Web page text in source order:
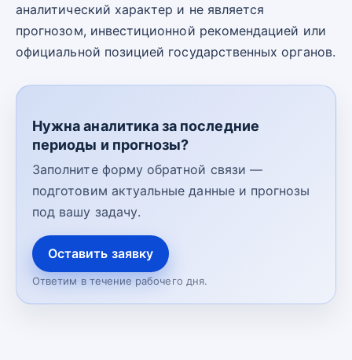
аналитический характер и не является
прогнозом, инвестиционной рекомендацией или
официальной позицией государственных органов.
Нужна аналитика за последние
периоды и прогнозы?
Заполните форму обратной связи —
подготовим актуальные данные и прогнозы
под вашу задачу.
Оставить заявку
Ответим в течение рабочего дня.